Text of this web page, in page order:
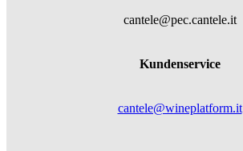
cantele@pec.cantele.it
Kundenservice
cantele@wineplatform.it